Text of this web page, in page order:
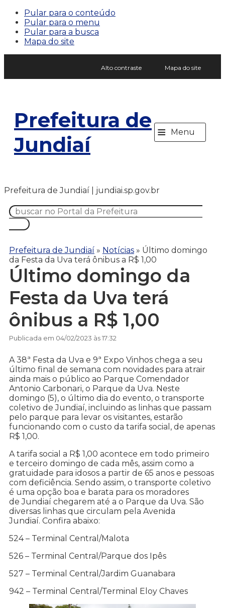
Pular para o conteúdo
Pular para o menu
Pular para a busca
Mapa do site
Alto contraste Mapa do site
Prefeitura de
Jundiaí
≡ Menu
Prefeitura de Jundiaí | jundiai.sp.gov.br
Prefeitura de Jundiaí » Notícias » Último domingo
da Festa da Uva terá ônibus a R$ 1,00
Último domingo da
Festa da Uva terá
ônibus a R$ 1,00
Publicada em 04/02/2023 às 17:32
A 38ª Festa da Uva e 9ª Expo Vinhos chega a seu
último final de semana com novidades para atrair
ainda mais o público ao Parque Comendador
Antonio Carbonari, o Parque da Uva. Neste
domingo (5), o último dia do evento, o transporte
coletivo de Jundiaí, incluindo as linhas que passam
pelo parque para levar os visitantes, estarão
funcionando com o custo da tarifa social, de apenas
R$ 1,00.
A tarifa social a R$ 1,00 acontece em todo primeiro
e terceiro domingo de cada mês, assim como a
gratuidade para idosos a partir de 65 anos e pessoas
com deficiência. Sendo assim, o transporte coletivo
é uma opção boa e barata para os moradores
de Jundiaí chegarem até a o Parque da Uva. São
diversas linhas que circulam pela Avenida
Jundiaí. Confira abaixo:
524 – Terminal Central/Malota
526 – Terminal Central/Parque dos Ipês
527 – Terminal Central/Jardim Guanabara
942 – Terminal Central/Terminal Eloy Chaves